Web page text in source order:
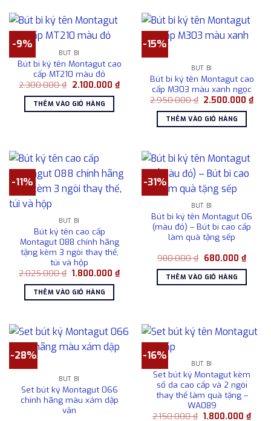
-9%
BÚT BI
Bút bi ký tên Montagut cao
cấp MT210 màu đỏ
2.300.000₫ Giá
là:
2.300.000 ₫.
2.100.000 ₫Giá
hiện
2.100.000 ₫.
THÊM VÀO GIỎ HÀNG
-15%
BÚT BI
Bút bi ký tên Montagut cao
cấp M303 màu xanh ngọc
2.950.000₫ Giá
là:
2.950.000 ₫.
2.500.000₫Giá
hiện
THÊM VÀO GIỎ HÀNG
-11%
BÚT BI
Bút ký tên cao cấp
Montagut 088 chính hãng
tặng kèm 3 ngòi thay thế,
túi và hộp
2.025.000₫ Giá
là:
2.025.000 ₫.
1.800.000₫Giá
hiện
THÊM VÀO GIỎ HÀNG
-31%
BÚT BI
Bút bi ký tên Montagut 06
(màu đỏ) – Bút bi cao cấp
làm quà tặng sếp
980.000₫ Giá
là:
980.000 ₫.
680.000 ₫Giá
hiện
tại
THÊM VÀO GIỎ HÀNG
-28%
BÚT BI
Set bút ký Montagut 066
chính hãng màu xám dập
vân
-16%
BÚT BI
Set bút ký Montagut kèm
sổ da cao cấp và 2 ngòi
thay thế làm quà tặng –
WA089
2.150.000₫ Giá
1.800.000₫Giá